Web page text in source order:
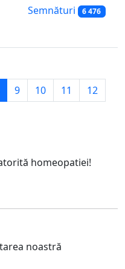
Semnături 6 476
9 10 11
12
homeopatiei!
noastră